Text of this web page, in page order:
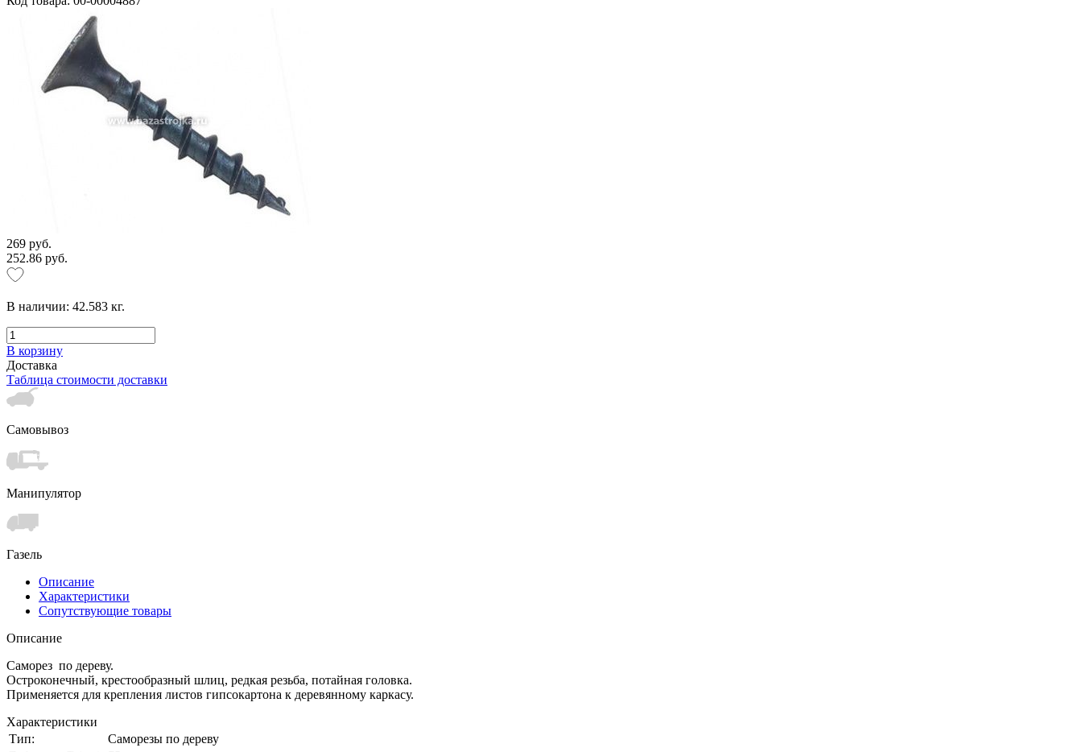
269 руб.
252.86 руб.
В наличии: 42.583 кг.
В корзину
Доставка
Таблица стоимости доставки
Самовывоз
Манипулятор
Газель
Описание
Характеристики
Сопутствующие товары
Описание
Саморез по дереву.
Остроконечный, крестообразный шлиц, редкая резьба, потайная головка.
Применяется для крепления листов гипсокартона к деревянному каркасу.
Характеристики
Тип:
Саморезы по дереву